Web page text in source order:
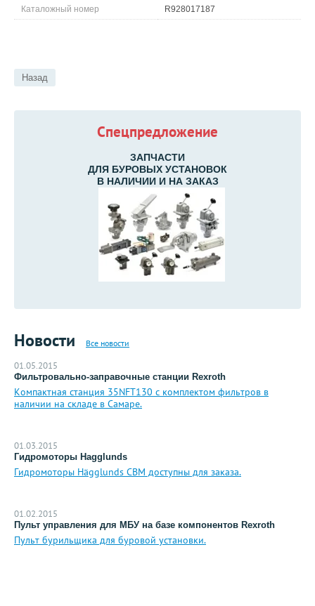
Спецпредложение
ЗАПЧАСТИ
ДЛЯ БУРОВЫХ УСТАНОВОК
В НАЛИЧИИ И НА ЗАКАЗ
Новости Все новости
01.05.2015
Фильтровально-заправочные станции Rexroth
Компактная станция 35NFT130 с комплектом фильтров в
наличии на складе в Самаре.
01.03.2015
Гидромоторы Hagglunds
Гидромоторы Hägglunds CBM доступны для заказа.
01.02.2015
Пульт управления для МБУ на базе компонентов Rexroth
Пульт бурильщика для буровой установки.
Каталожный номер R928017187
Назад